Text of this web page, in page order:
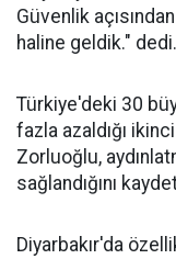
Güvenlik
haline geldik." dedi.
Türkiye'deki 30
fazla azaldığı
Zorluoğlu,
sağlandığını
Diyarbakır'da